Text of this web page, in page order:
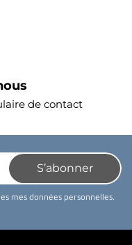
de contact
mes données personnelles.